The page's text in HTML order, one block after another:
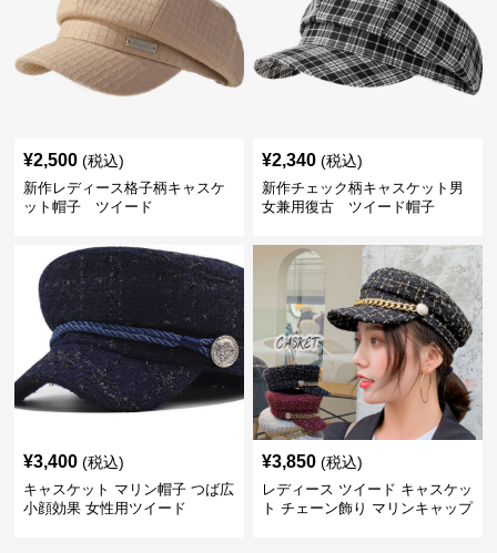
¥2,500 (税込)
新作レディース格子柄キャスケ
ット帽子 ツイード
¥2,340 (税込)
新作チェック柄キャスケット男
女兼用復古 ツイード帽子
¥3,400 (税込)
キャスケット マリン帽子 つば広
小顔効果 女性用ツイード
¥3,850 (税込)
レディース ツイード キャスケッ
ト チェーン飾り マリンキャップ